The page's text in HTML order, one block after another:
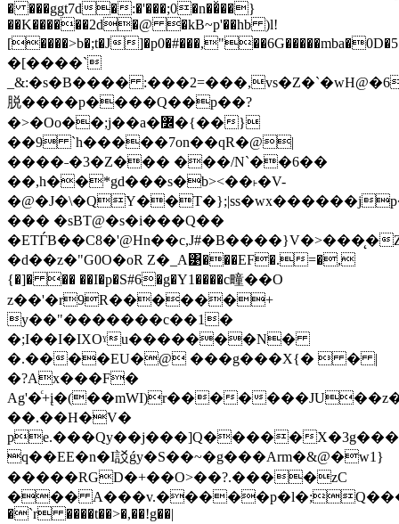
� ���ggt7d�:�'���;0�n��ͯ��}
��K������2d�@ �kB~p'��hb )l!
[����>b�;t�J
�[����`
_&:�s�B����
脱����p����Q��p��?
�>�Oo��;j��a�߼�{��}
��9 `h�����7on��qR�@|
����˗�3�Z��� ���/N`��6��
��,h��*gd���s�b><��˫�V-
��� �sBT@�s�i���Q��
�d��z�"G0O�oR Z�_A͹���EF�.=�,
{�]� �� ��I�p�S#6�g�Y1����c疃��O
z��'�r9R������+
y��"�������c��1�
�;I��I�IXOˠu�������N�
�.����EU�@ ���g���X{�  � |
�?Ax���F�
Ag'�ͨ+į�(��mWI)r����
��.��H�V�
pe.���Qy��j���]Q�����
q��EE�n�I訤ǵy�S��~�g���Arm�&@�w1}
�����RGD�+��O>��?.����zC
���
�`r ����t��>�,��!g��|